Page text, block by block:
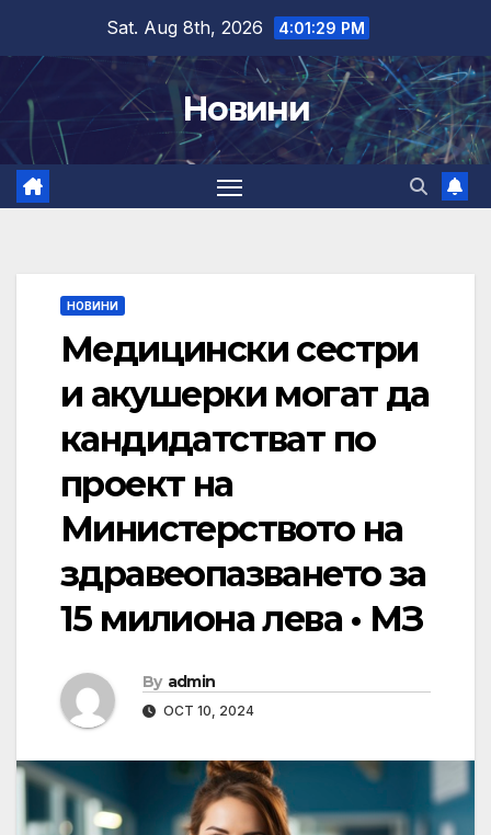
content
Sat. Aug 8th, 2026 4:01:30 PM
Новини
НОВИНИ
Медицински сестри
и акушерки могат да
кандидатстват по
проект на
Министерството на
здравеопазването за
15 милиона лева • МЗ
By admin
OCT 10, 2024